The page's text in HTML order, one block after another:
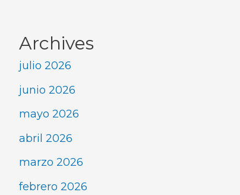
Archives
julio 2026
junio 2026
mayo 2026
abril 2026
marzo 2026
febrero 2026